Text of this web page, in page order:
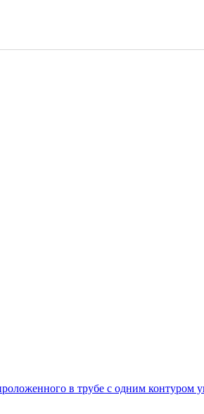
в трубе с одним контуром